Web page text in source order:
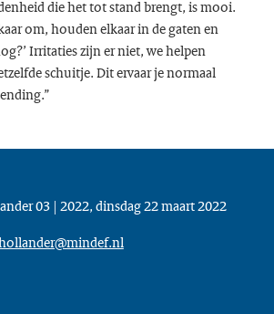
die het tot stand brengt, is mooi.
om, houden elkaar in de gaten en
Irritaties zijn er niet, we helpen
schuitje. Dit ervaar je normaal
03 | 2022, dinsdag 22 maart 2022